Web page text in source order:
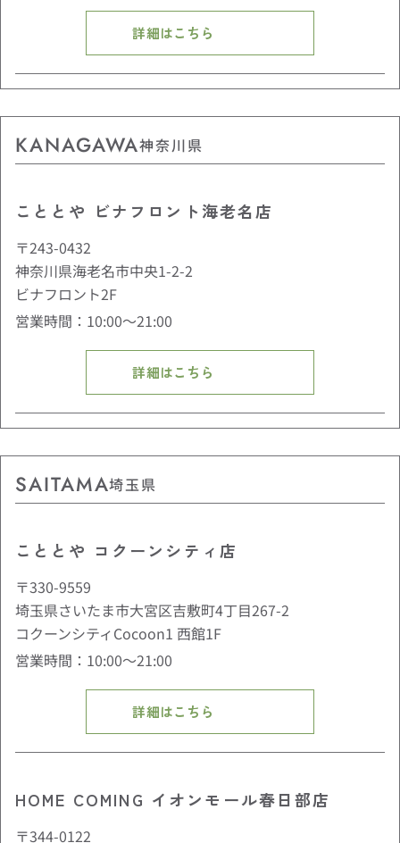
詳細はこちら
KANAGAWA神奈川県
こととや ビナフロント海老名店
〒243-0432
神奈川県海老名市中央1-2-2
ビナフロント2F
営業時間：10:00〜21:00
詳細はこちら
SAITAMA埼玉県
こととや コクーンシティ店
〒330-9559
埼玉県さいたま市大宮区吉敷町4丁目267-2
コクーンシティCocoon1 西館1F
営業時間：10:00〜21:00
詳細はこちら
HOME COMING イオンモール春日部店
〒344-0122